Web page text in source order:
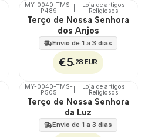
🇵🇹
100%
MY-0040-TMS-
P489
Loja de artigos
Religiosos
Terço de Nossa Senhora
dos Anjos
Envio de 1 a 3 dias
€5,28 EUR
🇵🇹
100%
MY-0040-TMS-
P505
Loja de artigos
Religiosos
Terço de Nossa Senhora
da Luz
Envio de 1 a 3 dias